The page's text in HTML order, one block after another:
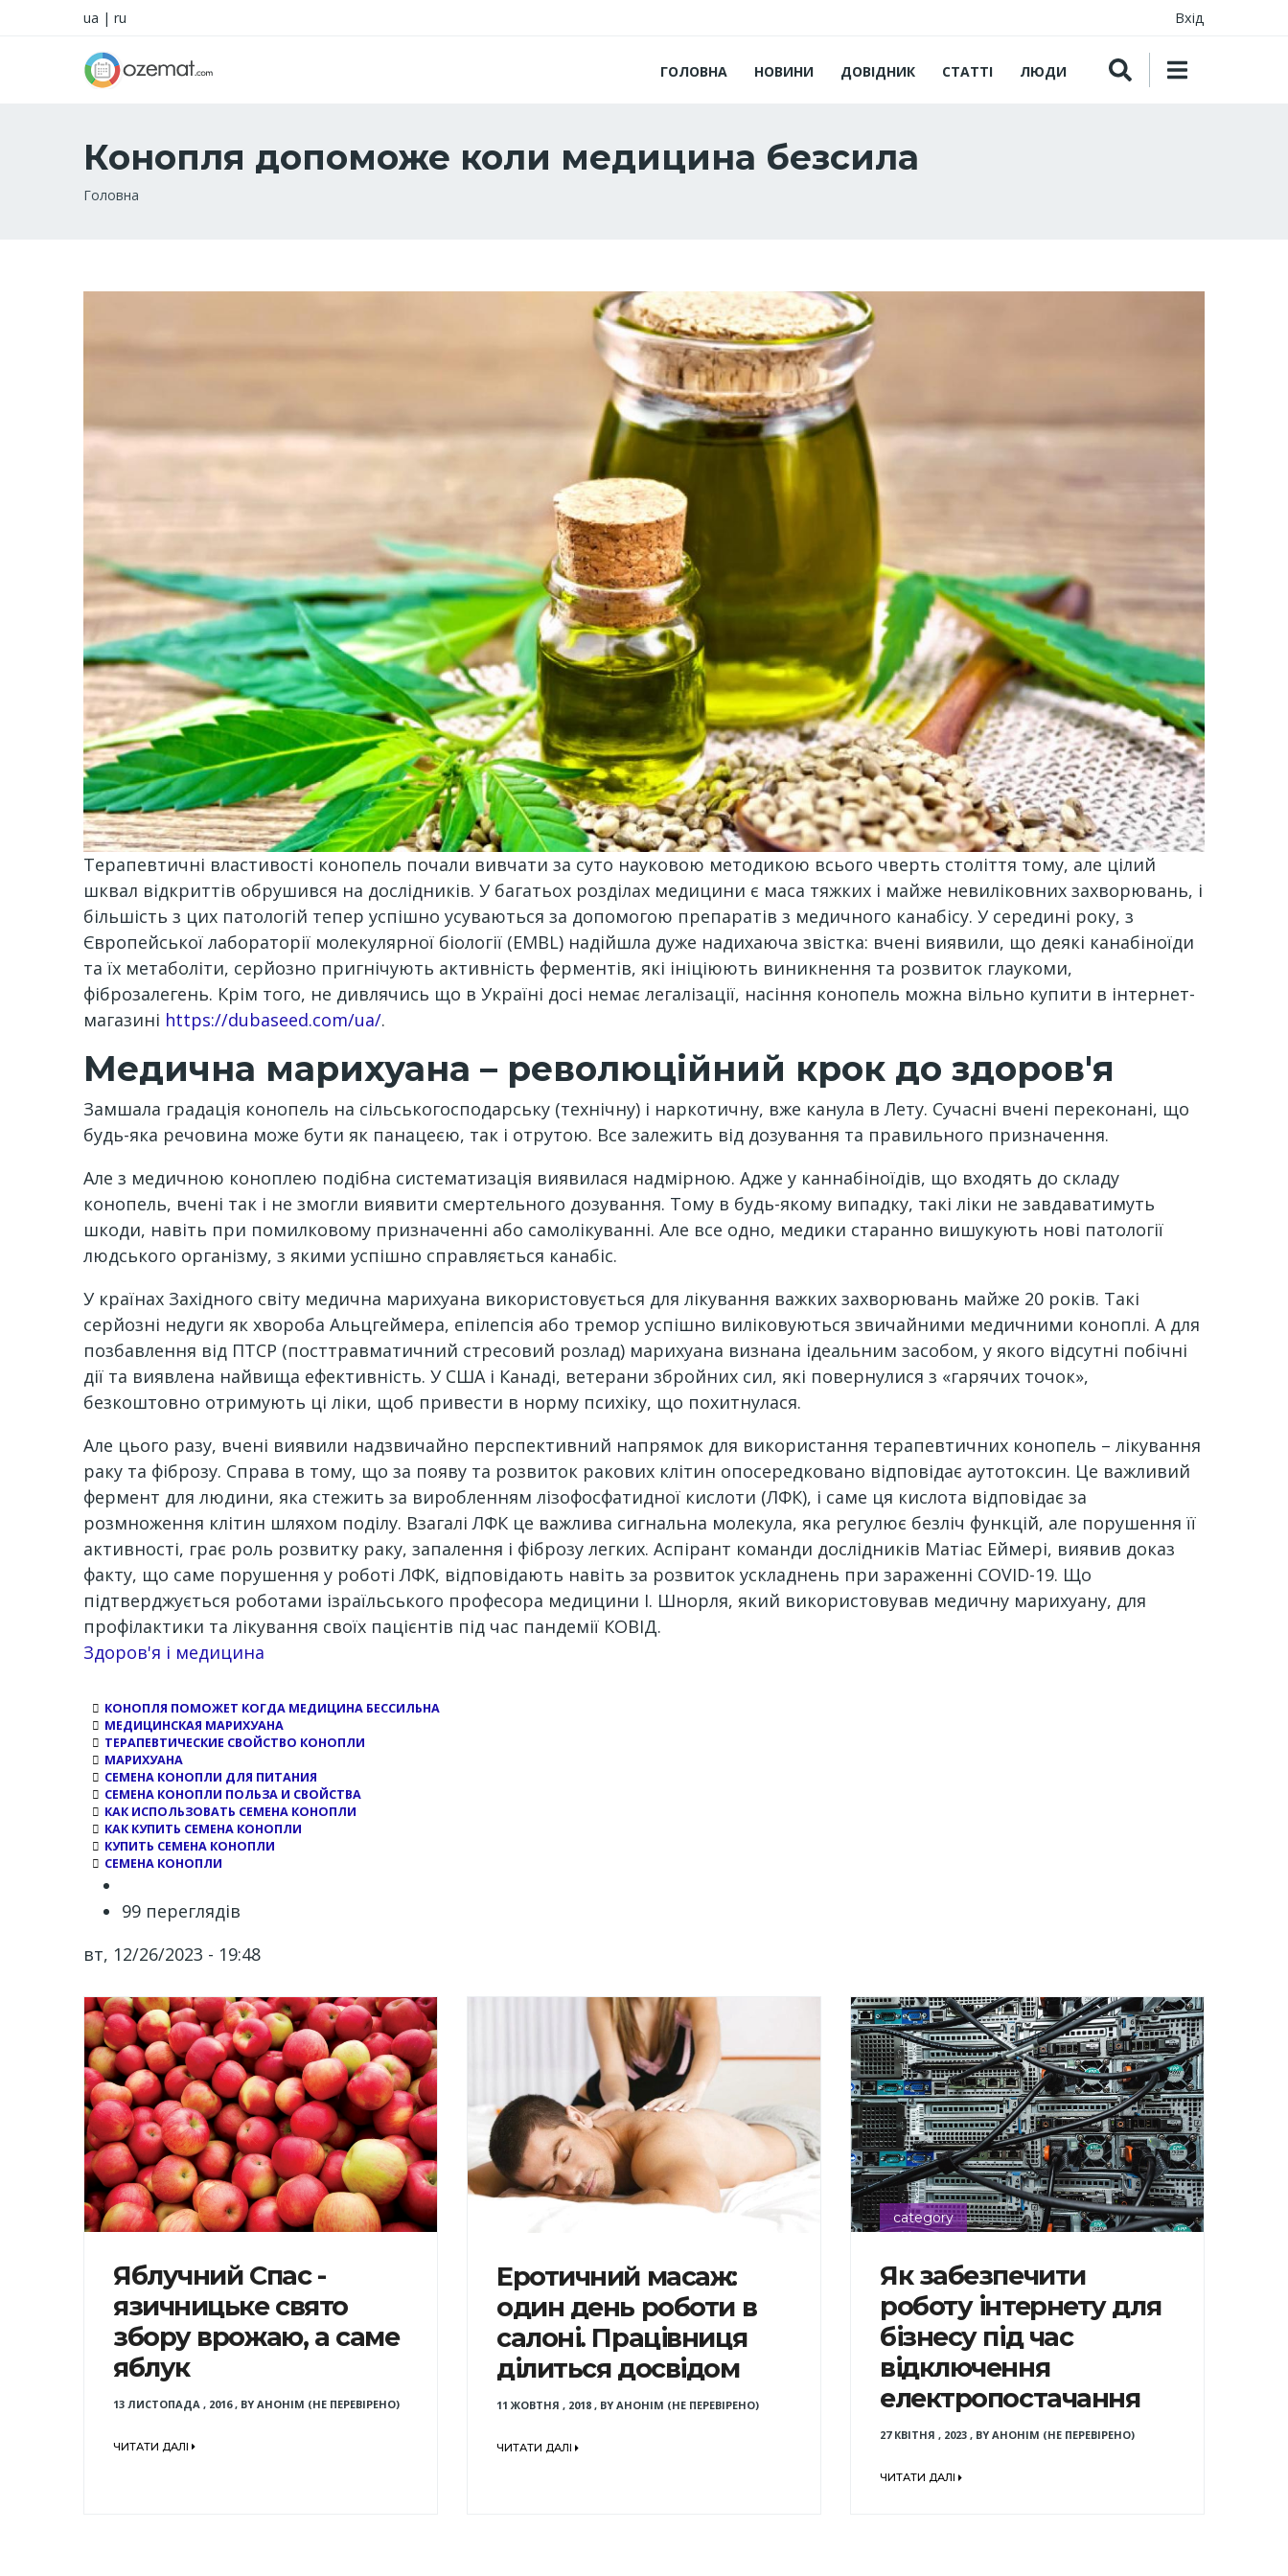
ua | ru Вхід
ГОЛОВНА НОВИНИ ДОВІДНИК СТАТТІ ЛЮДИ
Конопля допоможе коли медицина безсила
Рядок
Головна
Терапевтичні властивості конопель почали вивчати за суто науковою методикою всього чверть століття тому, але цілий
шквал відкриттів обрушився на дослідників. У багатьох розділах медицини є маса тяжких і майже невиліковних захворювань, і
більшість з цих патологій тепер успішно усуваються за допомогою препаратів з медичного канабісу. У середині року, з
Європейської лабораторії молекулярної біології (EMBL) надійшла дуже надихаюча звістка: вчені виявили, що деякі канабіноїди
та їх метаболіти, серйозно пригнічують активність ферментів, які ініціюють виникнення та розвиток глаукоми,
фіброзалегень. Крім того, не дивлячись що в Україні досі немає легалізації, насіння конопель можна вільно купити в інтернет-
магазині https://dubaseed.com/ua/.
Медична марихуана – революційний крок до здоров'я
Замшала градація конопель на сільськогосподарську (технічну) і наркотичну, вже канула в Лету. Сучасні вчені переконані, що
будь-яка речовина може бути як панацеєю, так і отрутою. Все залежить від дозування та правильного призначення.
Але з медичною коноплею подібна систематизація виявилася надмірною. Адже у каннабіноїдів, що входять до складу
конопель, вчені так і не змогли виявити смертельного дозування. Тому в будь-якому випадку, такі ліки не завдаватимуть
шкоди, навіть при помилковому призначенні або самолікуванні. Але все одно, медики старанно вишукують нові патології
людського організму, з якими успішно справляється канабіс.
У країнах Західного світу медична марихуана використовується для лікування важких захворювань майже 20 років. Такі
серйозні недуги як хвороба Альцгеймера, епілепсія або тремор успішно виліковуються звичайними медичними коноплі. А для
позбавлення від ПТСР (посттравматичний стресовий розлад) марихуана визнана ідеальним засобом, у якого відсутні побічні
дії та виявлена найвища ефективність. У США і Канаді, ветерани збройних сил, які повернулися з «гарячих точок»,
безкоштовно отримують ці ліки, щоб привести в норму психіку, що похитнулася.
Але цього разу, вчені виявили надзвичайно перспективний напрямок для використання терапевтичних конопель – лікування
раку та фіброзу. Справа в тому, що за появу та розвиток ракових клітин опосередковано відповідає аутотоксин. Це важливий
фермент для людини, яка стежить за виробленням лізофосфатидної кислоти (ЛФК), і саме ця кислота відповідає за
розмноження клітин шляхом поділу. Взагалі ЛФК це важлива сигнальна молекула, яка регулює безліч функцій, але порушення її
активності, грає роль розвитку раку, запалення і фіброзу легких. Аспірант команди дослідників Матіас Еймері, виявив доказ
факту, що саме порушення у роботі ЛФК, відповідають навіть за розвиток ускладнень при зараженні COVID-19. Що
підтверджується роботами ізраїльського професора медицини І. Шнорля, який використовував медичну марихуану, для
профілактики та лікування своїх пацієнтів під час пандемії КОВІД.
Channel
Здоров'я і медицина
КОНОПЛЯ ПОМОЖЕТ КОГДА МЕДИЦИНА БЕССИЛЬНА
МЕДИЦИНСКАЯ МАРИХУАНА
ТЕРАПЕВТИЧЕСКИЕ СВОЙСТВО КОНОПЛИ
МАРИХУАНА
СЕМЕНА КОНОПЛИ ДЛЯ ПИТАНИЯ
СЕМЕНА КОНОПЛИ ПОЛЬЗА И СВОЙСТВА
КАК ИСПОЛЬЗОВАТЬ СЕМЕНА КОНОПЛИ
КАК КУПИТЬ СЕМЕНА КОНОПЛИ
КУПИТЬ СЕМЕНА КОНОПЛИ
СЕМЕНА КОНОПЛИ
99 переглядів
вт, 12/26/2023 - 19:48
Яблучний Спас -
язичницьке свято
збору врожаю, а саме
яблук
13 ЛИСТОПАДА , 2016, BY АНОНІМ (НЕ ПЕРЕВІРЕНО)
ЧИТАТИ ДАЛІ
Еротичний масаж:
один день роботи в
салоні. Працівниця
ділиться досвідом
11 ЖОВТНЯ , 2018, BY АНОНІМ (НЕ ПЕРЕВІРЕНО)
ЧИТАТИ ДАЛІ
category
Як забезпечити
роботу інтернету для
бізнесу під час
відключення
електропостачання
27 КВІТНЯ , 2023, BY АНОНІМ (НЕ ПЕРЕВІРЕНО)
ЧИТАТИ ДАЛІ